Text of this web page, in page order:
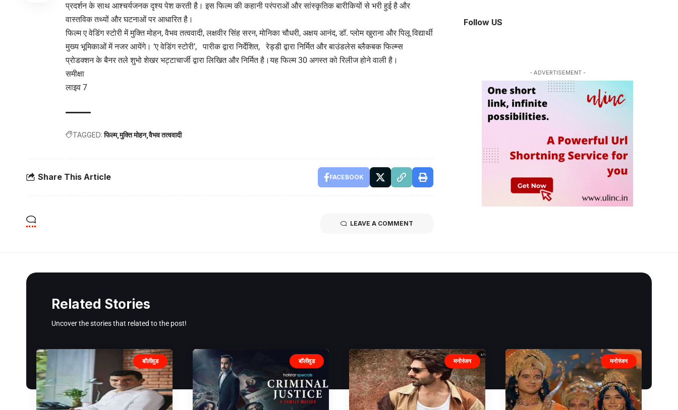
प्रदर्शन के साथ आश्चर्यजनक दृश्य पेश करती है। इस फिल्म की कहानी परंपराओं और सांस्कृतिक बारीकियों से भरी हुई है और
वास्तविक तथ्यों और घटनाओं पर आधारित है।
फिल्म ए वेडिंग स्टोरी में मुक्ति मोहन, वैभव तत्ववादी, लक्षवीर सिंह सरन, मोनिका चौधरी, अक्षय आनंद, डॉ. प्लोम खुराना और पिलू विद्यार्थी
मुख्य भूमिकाओं में नजर आयेंगे। ‘ए वेडिंग स्टोरी’, पारीक द्वारा निर्देशित, रेड्डी द्वारा निर्मित और बाउंडलेस ब्लैकबक फिल्म्स
प्रोडक्शन के बैनर तले शुभो शेखर भट्टाचार्जी द्वारा लिखित और निर्मित है।यह फिल्म 30 अगस्त को रिलीज होने वाली है।
समीक्षा
लाइव 7
TAGGED: फिल्म मुक्ति मोहन वैभव तत्ववादी
Share This Article FACEBOOK
LEAVE A COMMENT
Follow US
- ADVERTISEMENT -
Related Stories
Uncover the stories that related to the post!
बॉलीवुड बॉलीवुड मनोरंजन मनोरंजन